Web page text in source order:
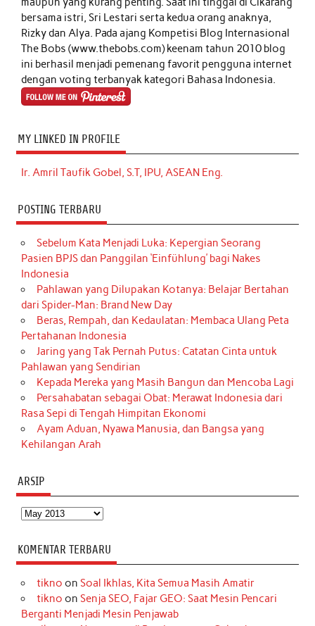
bersama istri, Sri Lestari serta kedua orang anaknya,
Rizky dan Alya. Pada ajang Kompetisi Blog Internasional
The Bobs (www.thebobs.com) keenam tahun 2010 blog
ini berhasil menjadi pemenang favorit pengguna internet
dengan voting terbanyak kategori Bahasa Indonesia.
MY LINKED IN PROFILE
Ir. Amril Taufik Gobel, S.T, IPU, ASEAN Eng.
POSTING TERBARU
Sebelum Kata Menjadi Luka: Kepergian Seorang
Pasien BPJS dan Panggilan ‘Einfühlung’ bagi Nakes
Indonesia
Pahlawan yang Dilupakan Kotanya: Belajar Bertahan
dari Spider-Man: Brand New Day
Beras, Rempah, dan Kedaulatan: Membaca Ulang Peta
Pertahanan Indonesia
Jaring yang Tak Pernah Putus: Catatan Cinta untuk
Pahlawan yang Sendirian
Kepada Mereka yang Masih Bangun dan Mencoba Lagi
Persahabatan sebagai Obat: Merawat Indonesia dari
Rasa Sepi di Tengah Himpitan Ekonomi
Ayam Aduan, Nyawa Manusia, dan Bangsa yang
Kehilangan Arah
ARSIP
Arsip
KOMENTAR TERBARU
tikno on Soal Ikhlas, Kita Semua Masih Amatir
tikno on Senja SEO, Fajar GEO: Saat Mesin Pencari
Berganti Menjadi Mesin Penjawab